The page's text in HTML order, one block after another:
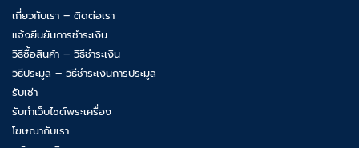
เกี่ยวกับเรา – ติดต่อเรา
แจ้งยืนยันการชำระเงิน
วิธีซื้อสินค้า – วิธีชำระเงิน
วิธีประมูล – วิธีชำระเงินการประมูล
รับเช่า
รับทำเว็บไซต์พระเครื่อง
โฆษณากับเรา